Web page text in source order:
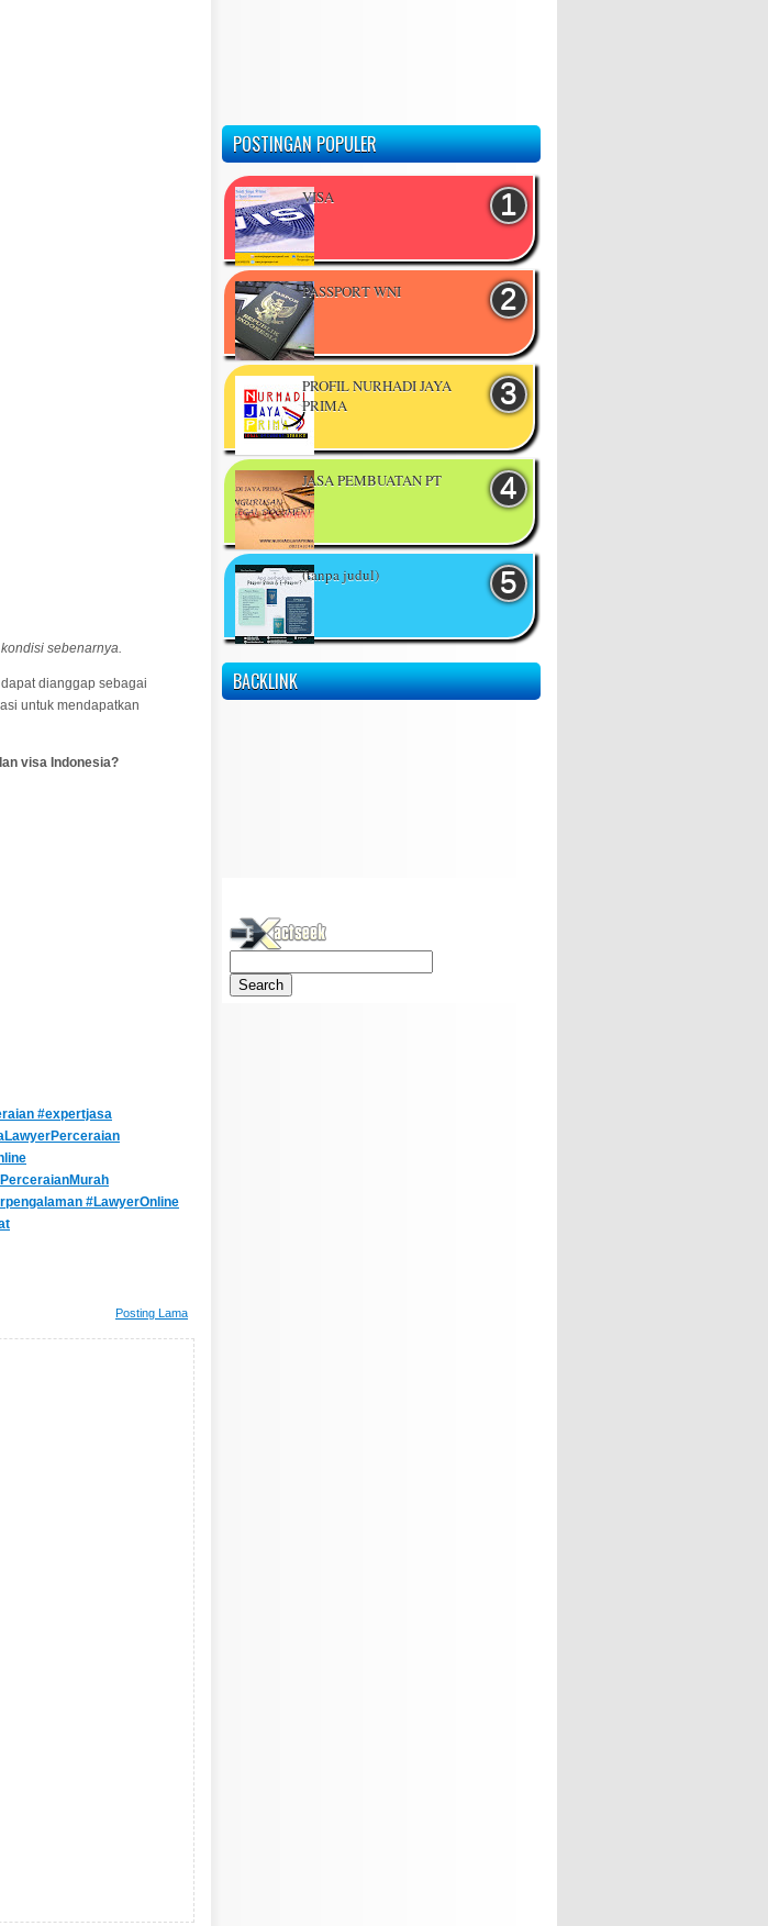
sebenarnya.
dianggap sebagai
untuk mendapatkan
visa Indonesia?
#expertjasa
#LawyerOnline
Posting Lama
POSTINGAN POPULER
VISA
PASSPORT WNI
PROFIL NURHADI JAYA
PRIMA
JASA PEMBUATAN PT
(tanpa judul)
BACKLINK